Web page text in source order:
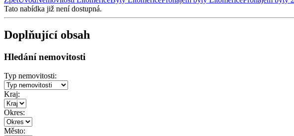
Tato nabídka již není dostupná.
Doplňující obsah
Hledání nemovitosti
Typ nemovitosti:
Kraj:
Okres:
Město: